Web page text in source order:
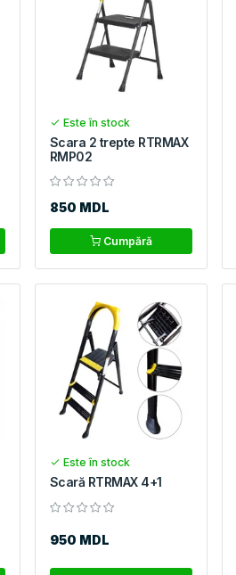
Este în stock
Scara 2 trepte RTRMAX
RMP02
850 MDL
Cumpără
Este în stock
Scară RTRMAX 4+1
950 MDL